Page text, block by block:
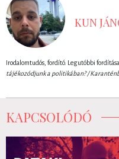
KUN
Irodalomtudós, fordító. Legutóbbi
tájékozódjunk a politikában? /
KAPCSOLÓDÓ